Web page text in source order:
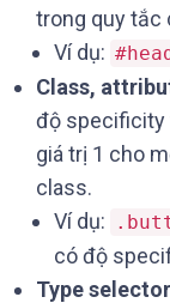
trong quy tắc
Ví dụ:
Class,
độ specificity
giá trị 1 cho
class.
Ví dụ:
có độ
Type